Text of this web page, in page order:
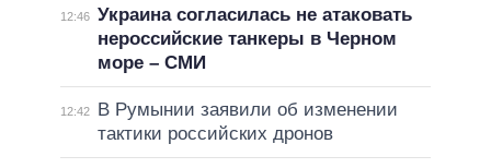
12:46 Украина согласилась не атаковать
нероссийские танкеры в Черном
море – СМИ
12:42
В Румынии заявили об изменении
тактики российских дронов